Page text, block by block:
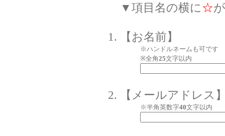
▼項目名の横に☆
【お名前】
※ハンドルネームも可です
※全角25文字以内
【メールアドレス
※半角英数字40文字以内